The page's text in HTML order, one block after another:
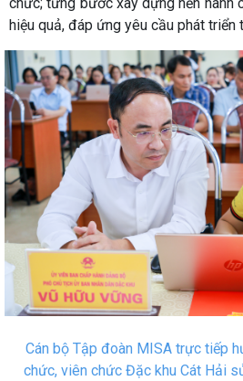
hiệu quả, đáp ứng yêu cầu phát
Cán bộ Tập đoàn MISA trực tiếp
chức, viên chức Đặc khu Cát Hải